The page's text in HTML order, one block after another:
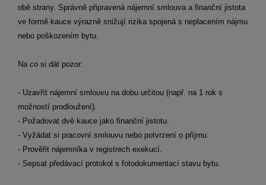
obě strany. Správně připravená nájemní smlouva a finanční jistota
ve formě kauce výrazně snižují rizika spojená s neplacením nájmu
nebo poškozením bytu.
Na co si dát pozor:
- Uzavřít nájemní smlouvu na dobu určitou (např. na 1 rok s
možností prodloužení).
- Požadovat dvě kauce jako finanční jistotu.
- Vyžádat si pracovní smlouvu nebo potvrzení o příjmu.
- Prověřit nájemníka v registrech exekucí.
- Sepsat předávací protokol s fotodokumentací stavu bytu.